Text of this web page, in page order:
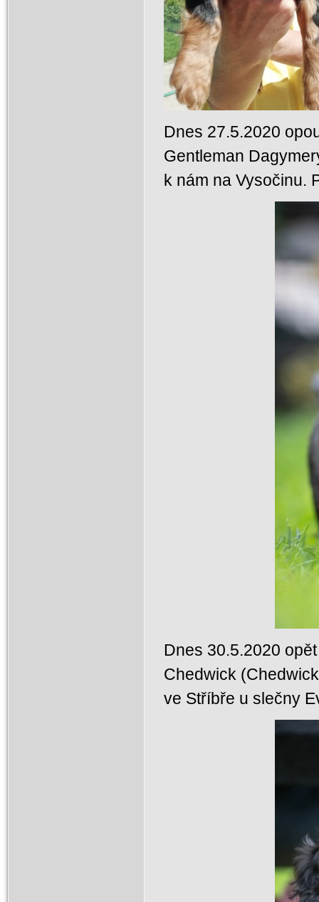
Dnes 27.5.2020
Gentleman
k nám na Vysočinu.
Dnes 30.5.2020
Chedwick
ve Stříbře u slečny